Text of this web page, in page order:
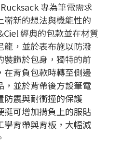
專為筆電需求
嶄新的想法與機能性的
經典的包款並在材質
龍，並於表布施以防潑
裝飾於包身，獨特的前
在背負包款時轉至側邊
，並於背帶後方設筆電
防震與耐衝撞的保護
挺可增加揹負上的服貼
學背帶與背板，大幅減